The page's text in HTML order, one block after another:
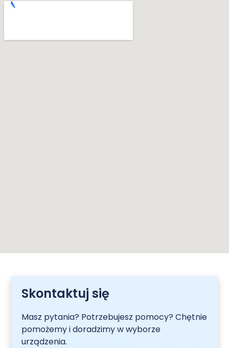
Skontaktuj się
Masz pytania? Potrzebujesz pomocy? Chętnie
pomożemy i doradzimy w wyborze
urządzenia.